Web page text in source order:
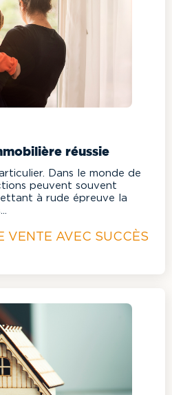
réussie
Dans le monde de
peuvent souvent
à rude épreuve la
VENTE AVEC SUCCÈS